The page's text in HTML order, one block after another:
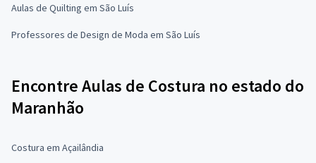
Aulas de Quilting em São Luís
Professores de Design de Moda em São Luís
Encontre Aulas de Costura no estado do
Maranhão
Costura em Açailândia